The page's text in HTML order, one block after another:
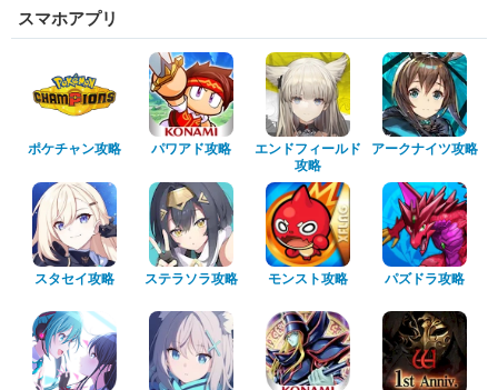
スマホアプリ
ポケチャン攻略 パワアド攻略
エンドフィールド
攻略
アークナイツ攻略
スタセイ攻略 ステラソラ攻略 モンスト攻略 パズドラ攻略